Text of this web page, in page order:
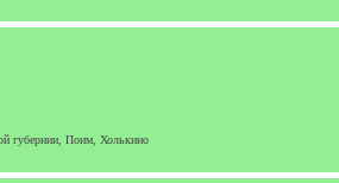
губернии, Поим, Холькино